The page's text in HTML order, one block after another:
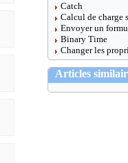
Catch
Calcul de charge
Envoyer un
Binary Time
Changer les
Articles